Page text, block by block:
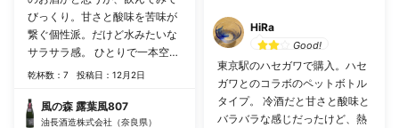
びっくり。甘さと酸味を苦味が
繋ぐ個性派。だけど水みたいな
サラサラ感。 ひとりで一本空け
るのは大変だけど、色々なお酒
ておきたい。
乾杯数：7 投稿日：12月2日
風の森 露葉風807
油長酒造株式会社（奈良県）
HiRa
Good!
東京駅のハセガワで購入。ハセ
ガワとのコラボのペットボトル
タイプ。 冷酒だと甘さと酸味と
バラバラな感じだったけど、熱